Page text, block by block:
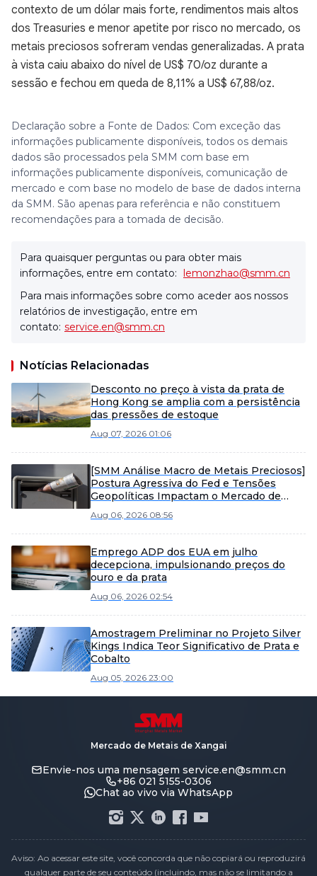
contexto de um dólar mais forte, rendimentos mais altos
dos Treasuries e menor apetite por risco no mercado, os
metais preciosos sofreram vendas generalizadas. A prata
à vista caiu abaixo do nível de US$ 70/oz durante a
sessão e fechou em queda de 8,11% a US$ 67,88/oz.
Declaração sobre a Fonte de Dados: Com exceção das
informações publicamente disponíveis, todos os demais
dados são processados pela SMM com base em
informações publicamente disponíveis, comunicação de
mercado e com base no modelo de base de dados interna
da SMM. São apenas para referência e não constituem
recomendações para a tomada de decisão.
Para quaisquer perguntas ou para obter mais
informações, entre em contato: lemonzhao@smm.cn
Para mais informações sobre como aceder aos nossos
relatórios de investigação, entre em
contato: service.en@smm.cn
Notícias Relacionadas
Desconto no preço à vista da prata de
Hong Kong se amplia com a persistência
das pressões de estoque
Aug 07, 2026 01:06
[SMM Análise Macro de Metais Preciosos]
Postura Agressiva do Fed e Tensões
Geopolíticas Impactam o Mercado de
Aug 06, 2026 08:56
Emprego ADP dos EUA em julho
decepciona, impulsionando preços do
ouro e da prata
Aug 06, 2026 02:54
Amostragem Preliminar no Projeto Silver
Kings Indica Teor Significativo de Prata e
Cobalto
Aug 05, 2026 23:00
Mercado de Metais de Xangai
Envie-nos uma mensagem service.en@smm.cn
+86 021 5155-0306
Chat ao vivo via WhatsApp
Aviso: Ao acessar este site, você concorda que não copiará ou reproduzirá
qualquer parte de seu conteúdo (incluindo, mas não se limitando a